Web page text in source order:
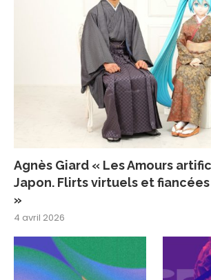
Agnès Giard « Les Amours
Japon. Flirts virtuels et
»
4 avril 2026